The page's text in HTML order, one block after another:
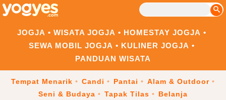
JOGJA WISATA JOGJA
HOMESTAY JOGJA
SEWA MOBIL JOGJA
KULINER JOGJA
PANDUAN WISATA
Tempat Menarik Candi Pantai
Alam & Outdoor
Seni & Budaya
Tapak Tilas Belanja